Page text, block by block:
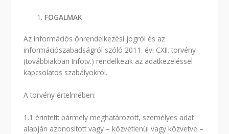
FOGALMAK
Az információs önrendelkezési jogról és az
információszabadságról szóló 2011. évi CXII. törvény
(továbbiakban Infotv.) rendelkezik az adatkezeléssel
kapcsolatos szabályokról.
A törvény értelmében:
1.1 érintett: bármely meghatározott, személyes adat
alapján azonosított vagy – közvetlenül vagy közvetve –